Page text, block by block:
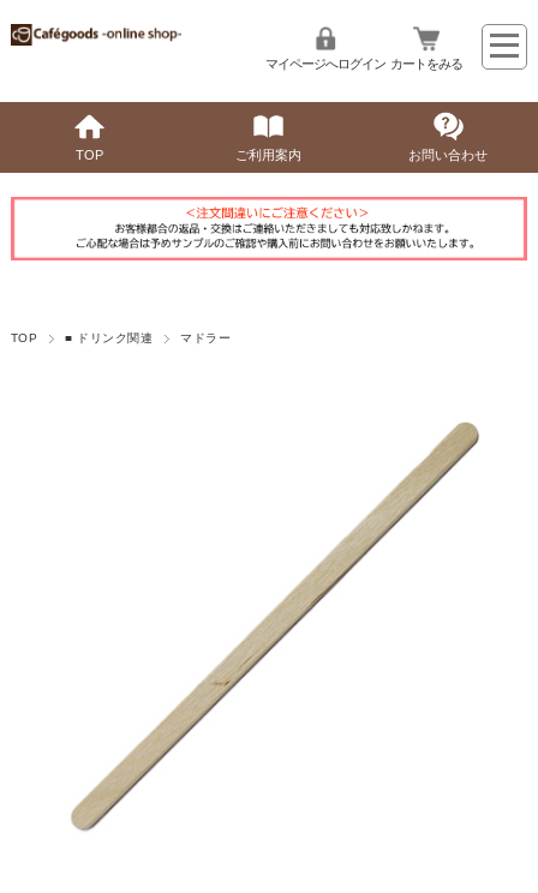
マイページへログイン カートをみる
TOP ご利用案内 お問い合わせ
TOP ■ ドリンク関連 マドラー